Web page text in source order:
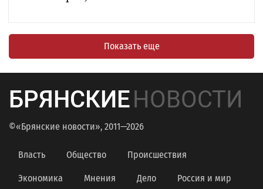
Показать еще
БРЯНСКИЕНОВОСТИ
©«Брянские новости», 2011—2026
Власть Общество Происшествия
Экономика Мнения Дело Россия и мир